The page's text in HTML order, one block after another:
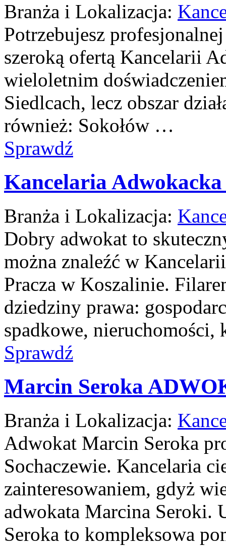
Branża i Lokalizacja:
Potrzebujesz
szeroką ofertą Kancelarii
wieloletnim
Siedlcach, lecz obszar
również: Sokołów …
Sprawdź
Kancelaria
Branża i Lokalizacja:
Dobry adwokat to
można znaleźć w
Pracza w Koszalinie.
dziedziny prawa:
spadkowe, nieruchomości,
Sprawdź
Marcin Seroka
Branża i Lokalizacja:
Adwokat Marcin Seroka
Sochaczewie. Kancelaria
zainteresowaniem, gdyż
adwokata Marcina Seroki.
Seroka to kompleksowa